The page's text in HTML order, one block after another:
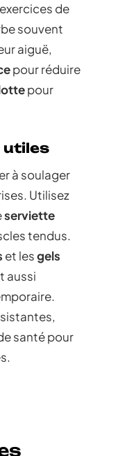
de
souvent
aiguë,
pour réduire
pour
utiles
à soulager
Utilisez
serviette
tendus.
et lesgels
aussi
santé pour